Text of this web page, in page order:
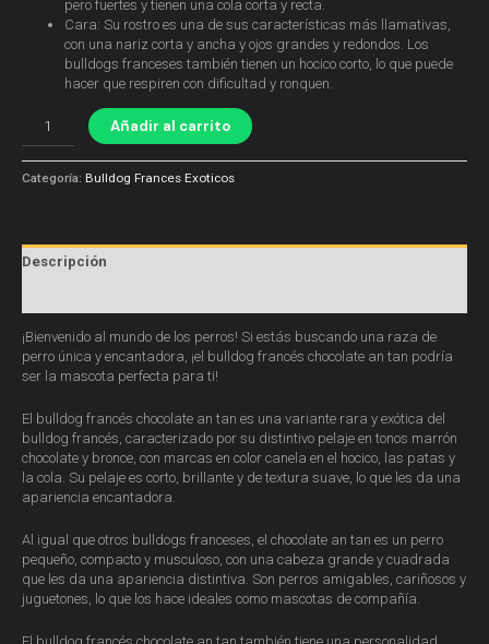
pero fuertes y tienen una cola corta y recta.
Cara: Su rostro es una de sus características más llamativas,
con una nariz corta y ancha y ojos grandes y redondos. Los
bulldogs franceses también tienen un hocico corto, lo que puede
hacer que respiren con dificultad y ronquen.
Añadir al carrito
Categoría: Bulldog Frances Exoticos
Descripción
¡Bienvenido al mundo de los perros! Si estás buscando una raza de
perro única y encantadora, ¡el bulldog francés chocolate an tan podría
ser la mascota perfecta para ti!
El bulldog francés chocolate an tan es una variante rara y exótica del
bulldog francés, caracterizado por su distintivo pelaje en tonos marrón
chocolate y bronce, con marcas en color canela en el hocico, las patas y
la cola. Su pelaje es corto, brillante y de textura suave, lo que les da una
apariencia encantadora.
Al igual que otros bulldogs franceses, el chocolate an tan es un perro
pequeño, compacto y musculoso, con una cabeza grande y cuadrada
que les da una apariencia distintiva. Son perros amigables, cariñosos y
juguetones, lo que los hace ideales como mascotas de compañía.